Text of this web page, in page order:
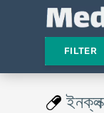
FILTER